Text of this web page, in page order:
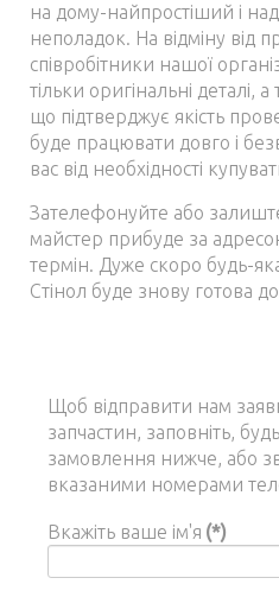
на дому-найпростіший і
неполадок. На відміну від
співробітники нашої
тільки оригінальні деталі,
що підтверджує якість
буде працювати довго і
вас від необхідності
Зателефонуйте або
майстер прибуде за
термін. Дуже скоро будь-
Стінол буде знову готова
Щоб відправити нам
запчастин, заповніть,
замовлення нижче, або
вказаними номерами
Вкажіть ваше ім'я (*)